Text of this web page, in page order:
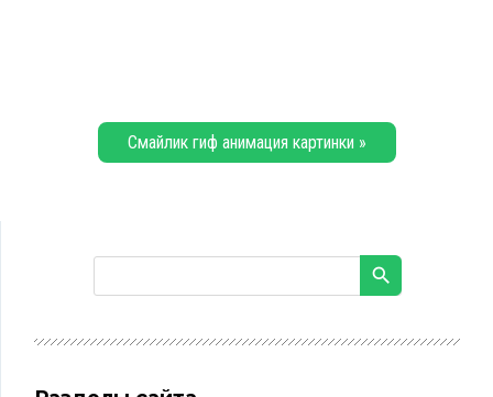
Смайлик гиф анимация картинки »